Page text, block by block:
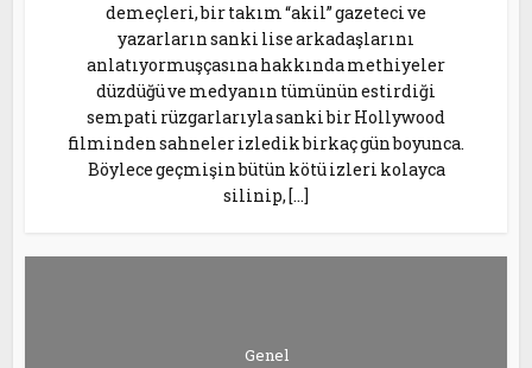
demeçleri, bir takım “akil” gazeteci ve
yazarların sanki lise arkadaşlarını
anlatıyormuşçasına hakkında methiyeler
düzdüğü ve medyanın tümünün estirdiği
sempati rüzgarlarıyla sanki bir Hollywood
filminden sahneler izledik birkaç gün boyunca.
Böylece geçmişin bütün kötü izleri kolayca
silinip, […]
Genel